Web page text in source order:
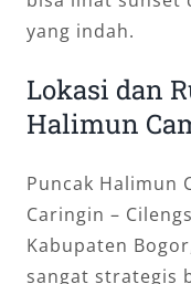
yang indah.
Lokasi dan
Halimun
Puncak Halimun
Caringin –
Kabupaten
sangat strategis